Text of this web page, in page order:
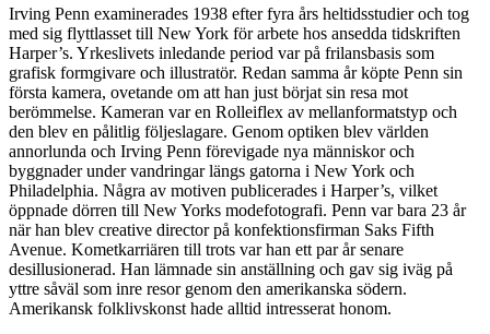
Irving Penn examinerades 1938 efter fyra års heltidsstudier och tog
med sig flyttlasset till New York för arbete hos ansedda tidskriften
Harper’s. Yrkeslivets inledande period var på frilansbasis som
grafisk formgivare och illustratör. Redan samma år köpte Penn sin
första kamera, ovetande om att han just börjat sin resa mot
berömmelse. Kameran var en Rolleiflex av mellanformatstyp och
den blev en pålitlig följeslagare. Genom optiken blev världen
annorlunda och Irving Penn förevigade nya människor och
byggnader under vandringar längs gatorna i New York och
Philadelphia. Några av motiven publicerades i Harper’s, vilket
öppnade dörren till New Yorks modefotografi. Penn var bara 23 år
när han blev creative director på konfektionsfirman Saks Fifth
Avenue. Kometkarriären till trots var han ett par år senare
desillusionerad. Han lämnade sin anställning och gav sig iväg på
yttre såväl som inre resor genom den amerikanska södern.
Amerikansk folklivskonst hade alltid intresserat honom.